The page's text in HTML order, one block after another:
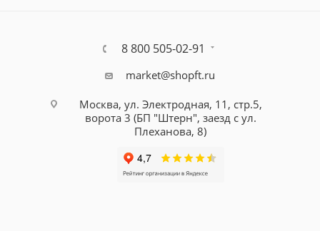
8 800 505-02-91
market@shopft.ru
Москва, ул. Электродная, 11, стр.5,
ворота 3 (БП "Штерн", заезд с ул.
Плеханова, 8)